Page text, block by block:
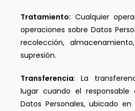
Tratamiento: Cualquier
operaciones sobre Datos
recolección,
supresión.
Transferencia: La
lugar cuando el
Datos Personales, ubicado